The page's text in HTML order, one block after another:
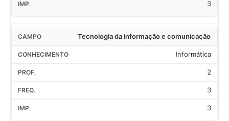
3
Tecnologia da informação e comunicação
Informática
2
3
3